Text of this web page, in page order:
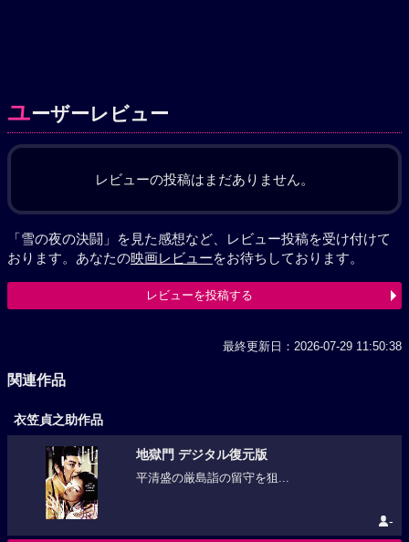
ユーザーレビュー
レビューの投稿はまだありません。
「雪の夜の決闘」を見た感想など、レビュー投稿を受け付けて
おります。あなたの映画レビューをお待ちしております。
レビューを投稿する
最終更新日：2026-07-29 11:50:38
関連作品
衣笠貞之助作品
地獄門 デジタル復元版
平清盛の厳島詣の留守を狙...
-